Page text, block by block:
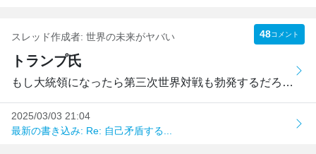
スレッド作成者: 世界の未来がヤバい 48コメント
トランプ氏
もし大統領になったら第三次世界対戦も勃発するだろう。米大...
2025/03/03 21:04
最新の書き込み: Re: 自己矛盾する...